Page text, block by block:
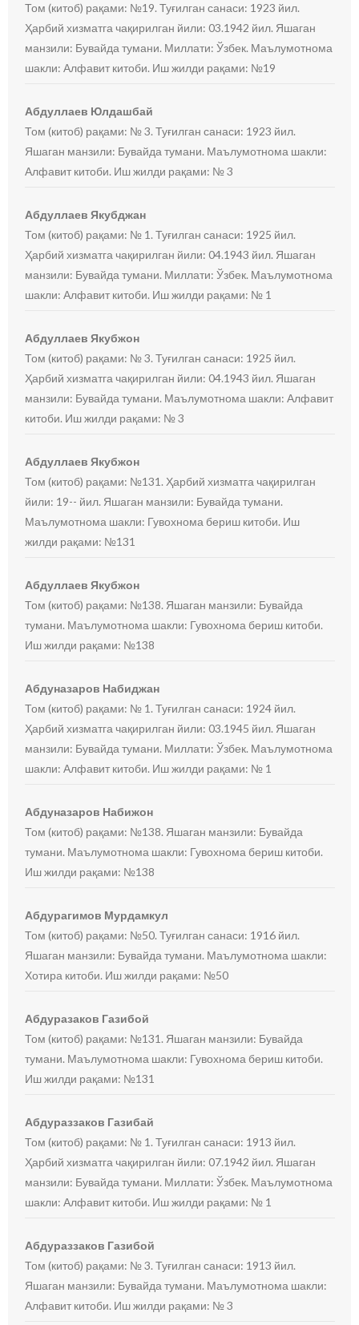
Том (китоб) рақами: №19. Туғилган санаси: 1923 йил.
Ҳарбий хизматга чақирилган йили: 03.1942 йил. Яшаган
манзили: Бувайда тумани. Миллати: Ўзбек. Маълумотнома
шакли: Алфавит китоби. Иш жилди рақами: №19
Абдуллаев Юлдашбай
Том (китоб) рақами: № 3. Туғилган санаси: 1923 йил.
Яшаган манзили: Бувайда тумани. Маълумотнома шакли:
Алфавит китоби. Иш жилди рақами: № 3
Абдуллаев Якубджан
Том (китоб) рақами: № 1. Туғилган санаси: 1925 йил.
Ҳарбий хизматга чақирилган йили: 04.1943 йил. Яшаган
манзили: Бувайда тумани. Миллати: Ўзбек. Маълумотнома
шакли: Алфавит китоби. Иш жилди рақами: № 1
Абдуллаев Якубжон
Том (китоб) рақами: № 3. Туғилган санаси: 1925 йил.
Ҳарбий хизматга чақирилган йили: 04.1943 йил. Яшаган
манзили: Бувайда тумани. Маълумотнома шакли: Алфавит
китоби. Иш жилди рақами: № 3
Абдуллаев Якубжон
Том (китоб) рақами: №131. Ҳарбий хизматга чақирилган
йили: 19-- йил. Яшаган манзили: Бувайда тумани.
Маълумотнома шакли: Гувохнома бериш китоби. Иш
жилди рақами: №131
Абдуллаев Якубжон
Том (китоб) рақами: №138. Яшаган манзили: Бувайда
тумани. Маълумотнома шакли: Гувохнома бериш китоби.
Иш жилди рақами: №138
Абдуназаров Набиджан
Том (китоб) рақами: № 1. Туғилган санаси: 1924 йил.
Ҳарбий хизматга чақирилган йили: 03.1945 йил. Яшаган
манзили: Бувайда тумани. Миллати: Ўзбек. Маълумотнома
шакли: Алфавит китоби. Иш жилди рақами: № 1
Абдуназаров Набижон
Том (китоб) рақами: №138. Яшаган манзили: Бувайда
тумани. Маълумотнома шакли: Гувохнома бериш китоби.
Иш жилди рақами: №138
Абдурагимов Мурдамкул
Том (китоб) рақами: №50. Туғилган санаси: 1916 йил.
Яшаган манзили: Бувайда тумани. Маълумотнома шакли:
Хотира китоби. Иш жилди рақами: №50
Абдуразаков Газибой
Том (китоб) рақами: №131. Яшаган манзили: Бувайда
тумани. Маълумотнома шакли: Гувохнома бериш китоби.
Иш жилди рақами: №131
Абдураззаков Газибай
Том (китоб) рақами: № 1. Туғилган санаси: 1913 йил.
Ҳарбий хизматга чақирилган йили: 07.1942 йил. Яшаган
манзили: Бувайда тумани. Миллати: Ўзбек. Маълумотнома
шакли: Алфавит китоби. Иш жилди рақами: № 1
Абдураззаков Газибой
Том (китоб) рақами: № 3. Туғилган санаси: 1913 йил.
Яшаган манзили: Бувайда тумани. Маълумотнома шакли:
Алфавит китоби. Иш жилди рақами: № 3